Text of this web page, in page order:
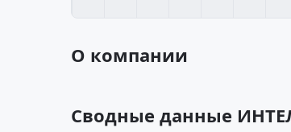
О компании
Сводные данные